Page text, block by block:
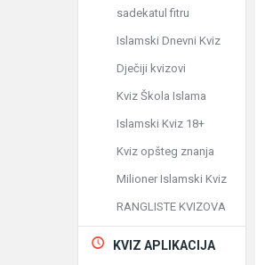
sadekatul fitru
Islamski Dnevni Kviz
Dječiji kvizovi
Kviz Škola Islama
Islamski Kviz 18+
Kviz opšteg znanja
Milioner Islamski Kviz
RANGLISTE KVIZOVA
KVIZ APLIKACIJA